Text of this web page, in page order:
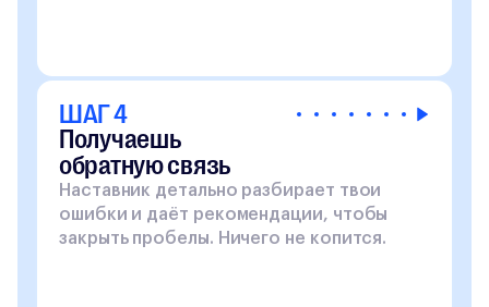
ШАГ 4
Получаешь
обратную связь
Наставник детально разбирает твои
ошибки и даёт рекомендации, чтобы
закрыть пробелы. Ничего не копится.